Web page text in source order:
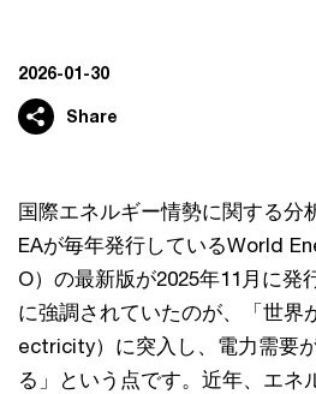
2026-01-30
Share
国際エネルギー情勢に関する分
EAが毎年発行しているWorld
O）の最新版が2025年11月に発
に強調されていたのが、「世界
ectricity）に突入し、電力需要
る」という点です。近年、エネ